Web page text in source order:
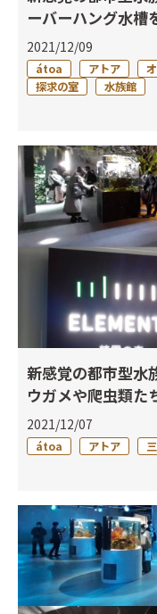
ーバーハング水槽
2021/12/09
átoa アトア
探求の室
水族館
新感覚の都市型水
ウガメや爬虫類た
2021/12/07
átoa アトア